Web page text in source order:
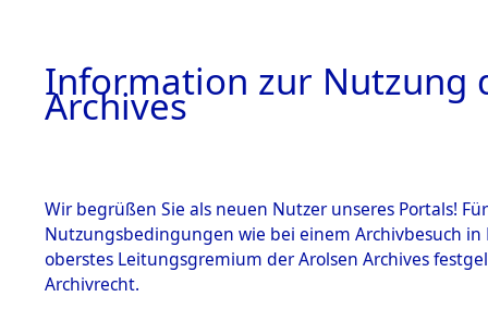
Information zur Nutzung
Archives
Wir begrüßen Sie als neuen Nutzer unseres Portals!
Nutzungsbedingungen wie bei einem Archivbesuch
oberstes Leitungsgremium der Arolsen Archives
Archivrecht.